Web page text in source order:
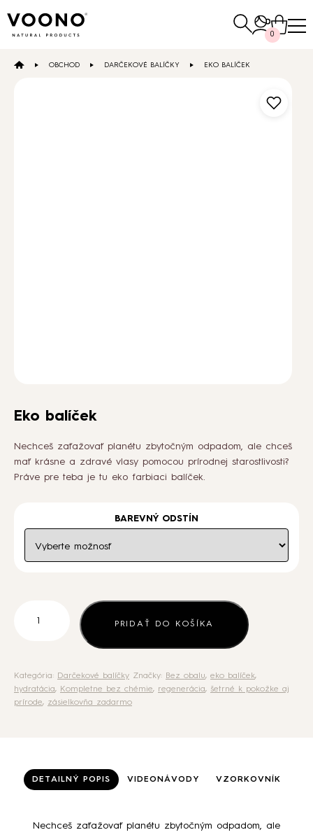
O NÁS
KONTAKT
0
Hľadať:
OBCHOD DARČEKOVÉ BALÍČKY EKO BALÍČEK
Eko balíček
Nechceš zaťažovať planétu zbytočným odpadom, ale chceš
mať krásne a zdravé vlasy pomocou prírodnej starostlivosti?
Práve pre teba je tu eko farbiaci balíček.
BAREVNÝ ODSTÍN
PRIDAŤ DO KOŠÍKA
Kategória: Darčekové balíčky Značky: Bez obalu, eko balíček,
hydratácia, Kompletne bez chémie, regenerácia, šetrné k pokožke aj
prírode, zásielkovňa zadarmo
DETAILNÝ POPIS VIDEONÁVODY VZORKOVNÍK
Nechceš zaťažovať planétu zbytočným odpadom, ale